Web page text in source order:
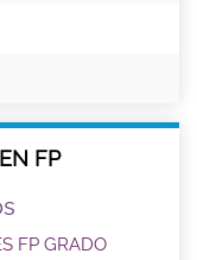
FP
FP GRADO